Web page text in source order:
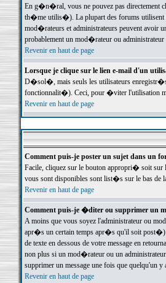
En g�n�ral, vous ne pouvez pas directement
th�me utilis�). La plupart des forums utilisent
mod�rateurs et administrateurs peuvent avoir
probablement un mod�rateur ou administrateur
Revenir en haut de page
Lorsque je clique sur le lien e-mail d'un
D�sol�, mais seuls les utilisateurs
fonctionnalit�). Ceci, pour �viter l'utilisation
Revenir en haut de page
Comment puis-je poster un sujet dans un
Facile, cliquez sur le bouton appropri� soit sur
vous sont disponibles sont list�s sur le bas de
Revenir en haut de page
Comment puis-je �diter ou supprimer un
A moins que vous soyez l'administrateur ou
apr�s un certain temps apr�s qu'il soit post�)
de texte en dessous de votre message en
non plus si un mod�rateur ou un
supprimer un message une fois que quelqu'un
Revenir en haut de page